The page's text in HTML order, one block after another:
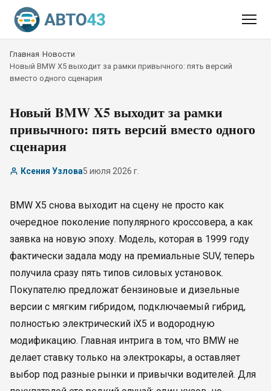
Главная Новости
Новый BMW X5 выходит за рамки привычного: пять версий
вместо одного сценария
Новый BMW X5 выходит за рамки
привычного: пять версий вместо одного
сценария
Ксения Узлова5 июля 2026 г.
BMW X5 снова выходит на сцену не просто как
очередное поколение популярного кроссовера, а как
заявка на новую эпоху. Модель, которая в 1999 году
фактически задала моду на премиальные SUV, теперь
получила сразу пять типов силовых установок.
Покупателю предложат бензиновые и дизельные
версии с мягким гибридом, подключаемый гибрид,
полностью электрический iX5 и водородную
модификацию. Главная интрига в том, что BMW не
делает ставку только на электрокары, а оставляет
выбор под разные рынки и привычки водителей. Для